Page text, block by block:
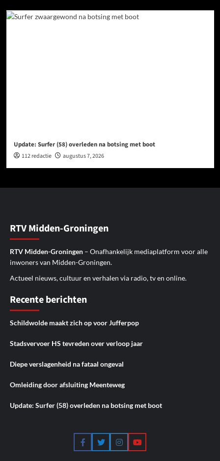
Update: Surfer (58) overleden na botsing met boot
112 redactie augustus 7, 2026
RTV Midden-Groningen
RTV Midden-Groningen – Onafhankelijk mediaplatform voor alle
inwoners van Midden-Groningen.
Actueel nieuws, cultuur en verhalen via radio, tv en online.
Recente berichten
Schildwolde maakt zich op voor Jufferpop
Stadsvervoer HS tevreden over verloop jaar
Diepe verslagenheid na fataal ongeval
Omleiding door afsluiting Meenteweg
Update: Surfer (58) overleden na botsing met boot
FacebookTwitterInstagramYouTube